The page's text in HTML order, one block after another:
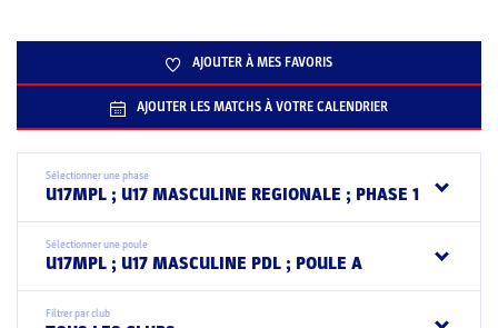
AJOUTER À MES FAVORIS
AJOUTER LES MATCHS À VOTRE CALENDRIER
Sélectionner une phase
U17MPL ; U17 MASCULINE REGIONALE ; PHASE 1
Sélectionner une poule
U17MPL ; U17 MASCULINE PDL ; POULE A
Filtrer par club